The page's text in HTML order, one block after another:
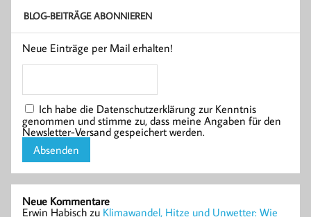
BLOG-BEITRÄGE ABONNIEREN
Neue Einträge per Mail erhalten!
Ich habe die Datenschutzerklärung zur Kenntnis
genommen und stimme zu, dass meine Angaben für den
Newsletter-Versand gespeichert werden.
Neue Kommentare
Erwin Habisch zu Klimawandel, Hitze und Unwetter: Wie